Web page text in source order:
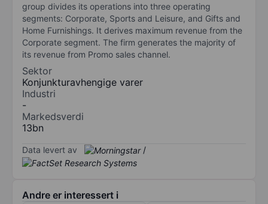
group divides its operations into three operating
segments: Corporate, Sports and Leisure, and Gifts and
Home Furnishings. It derives maximum revenue from the
Corporate segment. The firm generates the majority of
its revenue from Promo sales channel.
Sektor
Konjunkturavhengige varer
Industri
-
Markedsverdi
13bn
Data levert av /
Andre er interessert i